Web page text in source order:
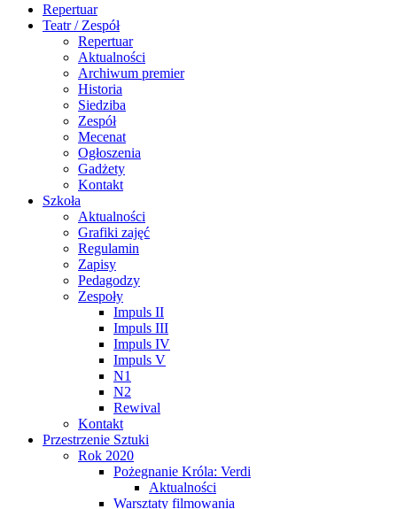
Repertuar
Teatr / Zespół
Repertuar
Aktualności
Archiwum premier
Historia
Siedziba
Zespół
Mecenat
Ogłoszenia
Gadżety
Kontakt
Szkoła
Aktualności
Grafiki zajęć
Regulamin
Zapisy
Pedagodzy
Zespoły
Impuls II
Impuls III
Impuls IV
Impuls V
N1
N2
Rewival
Kontakt
Przestrzenie Sztuki
Rok 2020
Pożegnanie Króla: Verdi
Aktualności
Warsztaty filmowania